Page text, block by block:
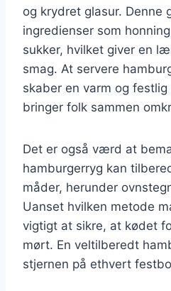
og krydret glasur. Denne
ingredienser som
sukker, hvilket giver en
smag. At servere
skaber en varm og
bringer folk sammen
Det er også værd at
hamburgerryg kan
måder, herunder
Uanset hvilken metode
vigtigt at sikre, at kødet
mørt. En veltilberedt
stjernen på ethvert